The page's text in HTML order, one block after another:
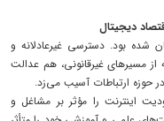
دیجیتال
شده بود. دسترسی غیرعادلانه و
مسیرهای غیرقانونی، هم عدالت
حوزه ارتباطات آسیب می‌زد.
مردم، محدودیت اینترنت را مؤثر بر مشاغل و